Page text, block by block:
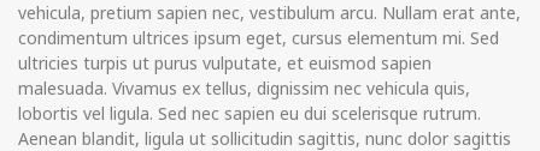
vehicula, pretium sapien nec, vestibulum arcu. Nullam erat ante,
condimentum ultrices ipsum eget, cursus elementum mi. Sed
ultricies turpis ut purus vulputate, et euismod sapien
malesuada. Vivamus ex tellus, dignissim nec vehicula quis,
lobortis vel ligula. Sed nec sapien eu dui scelerisque rutrum.
Aenean blandit, ligula ut sollicitudin sagittis, nunc dolor sagittis